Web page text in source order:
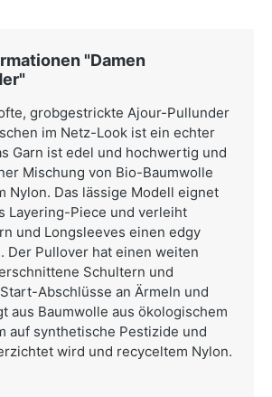
"Damen
grobgestrickte Ajour-Pullunder
im Netz-Look ist ein echter
Garn ist edel und hochwertig und
Mischung von Bio-Baumwolle
Nylon. Das lässige Modell eignet
Layering-Piece und verleiht
und Longsleeves einen edgy
Der Pullover hat einen weiten
Schultern und
Abschlüsse an Ärmeln und
aus Baumwolle aus ökologischem
auf synthetische Pestizide und
wird und recyceltem Nylon.